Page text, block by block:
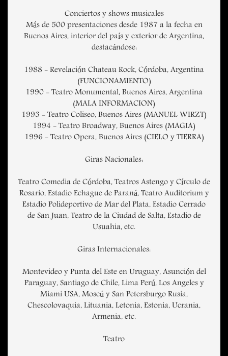
Conciertos y shows musicales
Más de 500 presentaciones desde 1987 a la fecha en
Buenos Aires, interior del país y exterior de Argentina,
destacándose:
1988 - Revelación Chateau Rock, Córdoba, Argentina
(FUNCIONAMIENTO)
1990 - Teatro Monumental, Buenos Aires, Argentina
(MALA INFORMACION)
1993 - Teatro Coliseo, Buenos Aires (MANUEL WIRZT)
1994 - Teatro Broadway, Buenos Aires (MAGIA)
1996 - Teatro Opera, Buenos Aires (CIELO y TIERRA)
Giras Nacionales:
Teatro Comedia de Córdoba, Teatros Astengo y Círculo de
Rosario, Estadio Echague de Paraná, Teatro Auditorium y
Estadio Polideportivo de Mar del Plata, Estadio Cerrado
de San Juan, Teatro de la Ciudad de Salta, Estadio de
Usuahia, etc.
Giras Internacionales:
Montevideo y Punta del Este en Uruguay, Asunción del
Paraguay, Santiago de Chile, Lima Perú, Los Angeles y
Miami USA, Moscú y San Petersburgo Rusia,
Chescolovaquia, Lituania, Letonia, Estonia, Ucrania,
Armenia, etc.
Teatro